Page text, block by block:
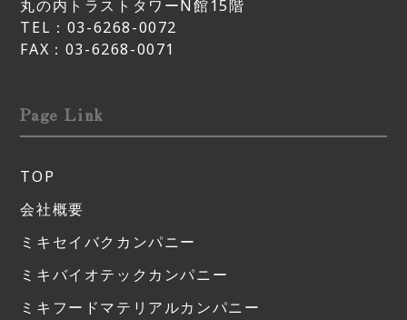
丸の内トラストタワーN館15階
TEL：03-6268-0072
FAX：03-6268-0071
Page Link
TOP
会社概要
ミキセイバクカンパニー
ミキバイオテックカンパニー
ミキフードマテリアルカンパニー